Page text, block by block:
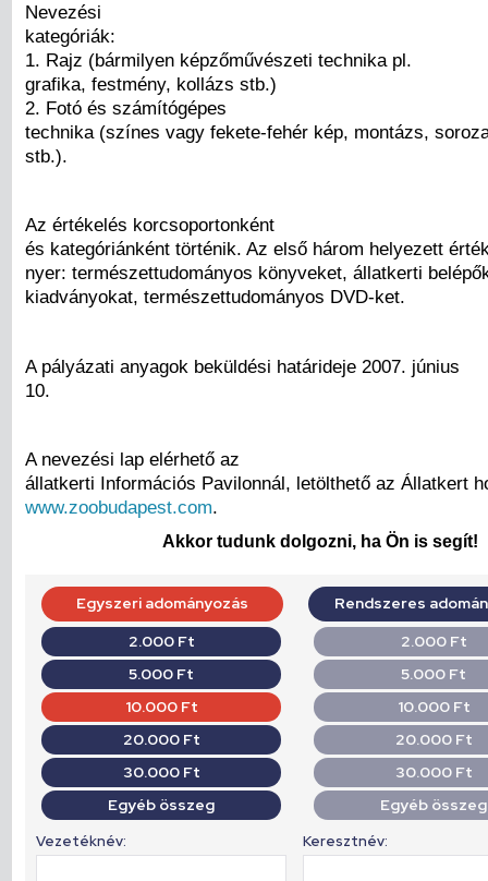
Nevezési
kategóriák:
1. Rajz (bármilyen képzőművészeti technika pl.
grafika, festmény, kollázs stb.)
2. Fotó és számítógépes
technika (színes vagy fekete-fehér kép, montázs,
stb.).
Az értékelés korcsoportonként
és kategóriánként történik. Az első három helyezett
nyer: természettudományos könyveket, állatkerti
kiadványokat, természettudományos DVD-ket.
A pályázati anyagok beküldési határideje 2007. június
10.
A nevezési lap elérhető az
állatkerti Információs Pavilonnál, letölthető az Állatkert
www.zoobudapest.com.
Akkor tudunk dolgozni, ha Ön is segít!